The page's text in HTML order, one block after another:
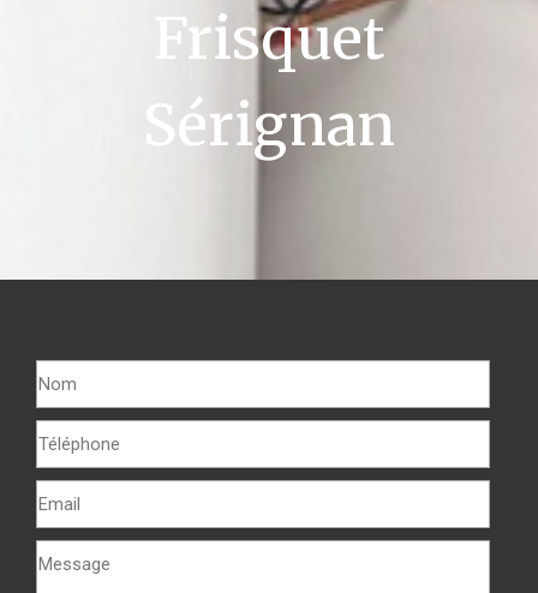
Frisquet
Sérignan